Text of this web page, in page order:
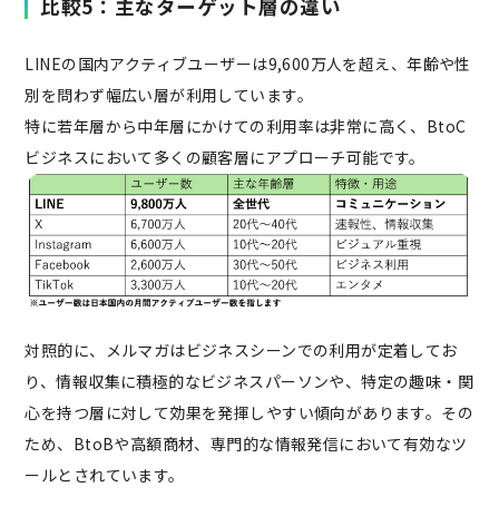
比較5：主なターゲット層の違い
LINEの国内アクティブユーザーは9,600万人を超え、年齢や性
別を問わず幅広い層が利用しています。
特に若年層から中年層にかけての利用率は非常に高く、BtoC
ビジネスにおいて多くの顧客層にアプローチ可能です。
対照的に、メルマガはビジネスシーンでの利用が定着してお
り、情報収集に積極的なビジネスパーソンや、特定の趣味・関
心を持つ層に対して効果を発揮しやすい傾向があります。その
ため、BtoBや高額商材、専門的な情報発信において有効なツ
ールとされています。